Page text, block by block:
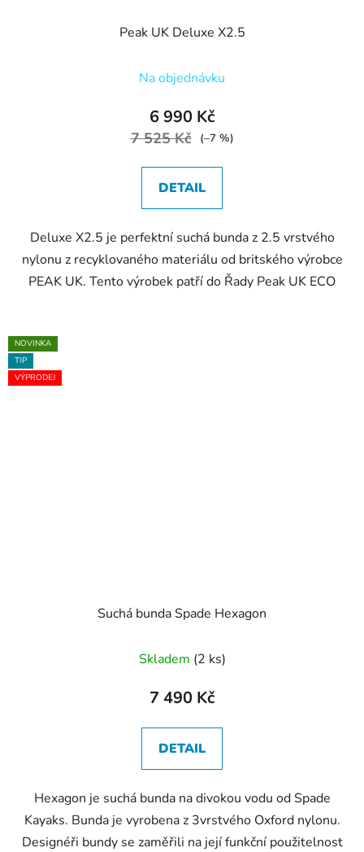
Peak UK Deluxe X2.5
Na objednávku
6 990 Kč
7 525 Kč (–7 %)
DETAIL
Deluxe X2.5 je perfektní suchá bunda z 2.5 vrstvého
nylonu z recyklovaného materiálu od britského výrobce
PEAK UK. Tento výrobek patří do Řady Peak UK ECO
NOVINKA
TIP
VÝPRODEJ
Suchá bunda Spade Hexagon
Skladem (2 ks)
7 490 Kč
DETAIL
Hexagon je suchá bunda na divokou vodu od Spade
Kayaks. Bunda je vyrobena z 3vrstvého Oxford nylonu.
Designéři bundy se zaměřili na její funkční použitelnost